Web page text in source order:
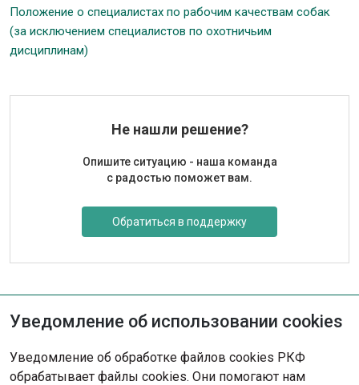
Положение о специалистах по рабочим качествам собак
(за исключением специалистов по охотничьим
дисциплинам)
Не нашли решение?
Опишите ситуацию - наша команда
с радостью поможет вам.
Обратиться в поддержку
Уведомление об использовании cookies
Уведомление об обработке файлов cookies РКФ
обрабатывает файлы cookies. Они помогают нам